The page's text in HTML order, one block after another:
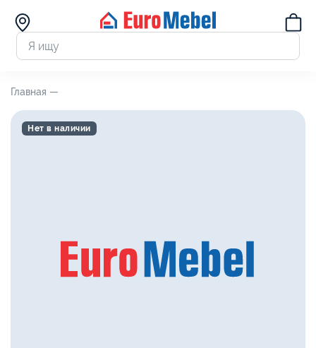
Главная —
Нет в наличии